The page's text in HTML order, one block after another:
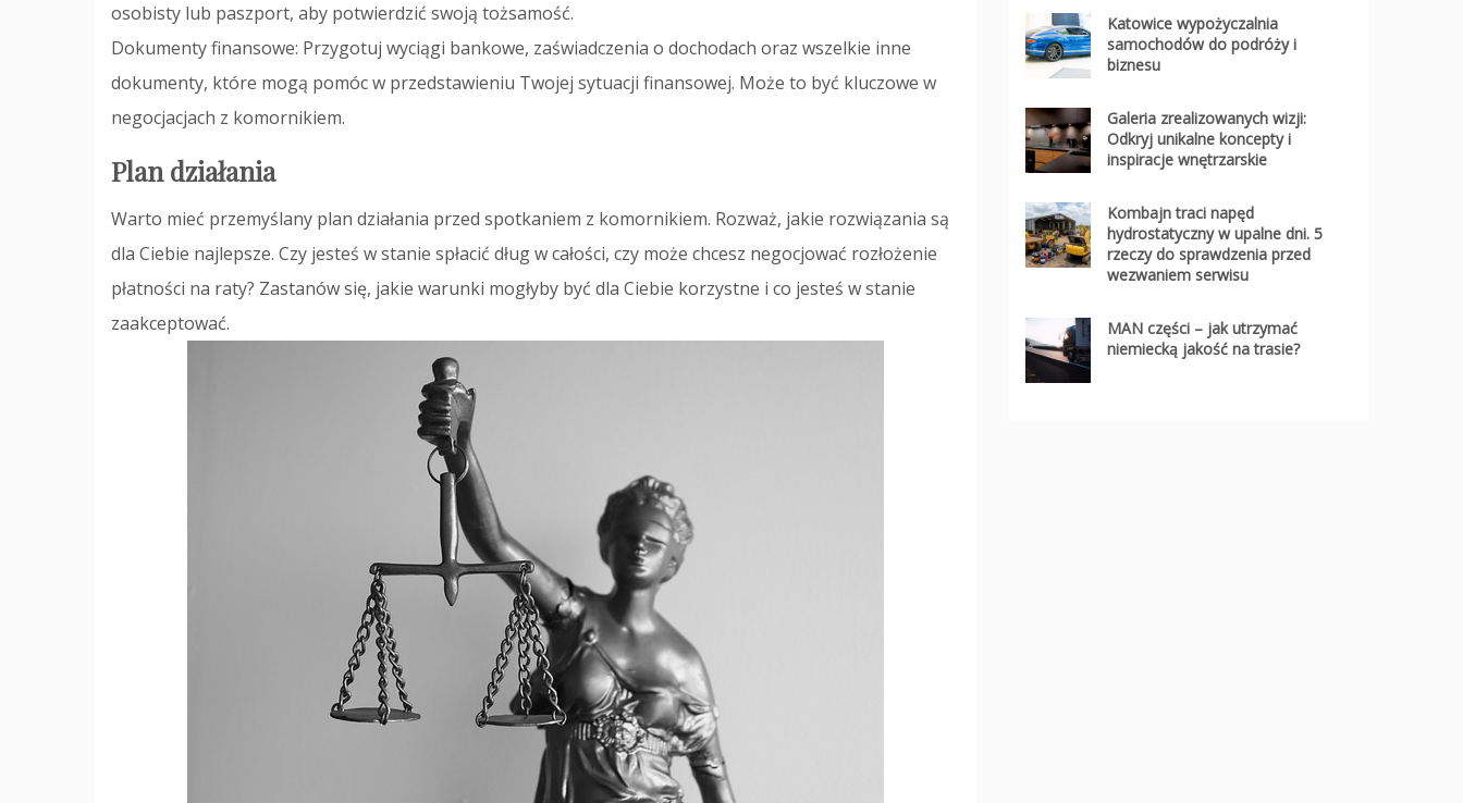
osobisty lub paszport, aby potwierdzić swoją tożsamość.
Dokumenty finansowe: Przygotuj wyciągi bankowe, zaświadczenia o dochodach oraz wszelkie inne
dokumenty, które mogą pomóc w przedstawieniu Twojej sytuacji finansowej. Może to być kluczowe w
negocjacjach z komornikiem.
Plan działania
Warto mieć przemyślany plan działania przed spotkaniem z komornikiem. Rozważ, jakie rozwiązania są
dla Ciebie najlepsze. Czy jesteś w stanie spłacić dług w całości, czy może chcesz negocjować rozłożenie
płatności na raty? Zastanów się, jakie warunki mogłyby być dla Ciebie korzystne i co jesteś w stanie
zaakceptować.
Katowice wypożyczalnia
samochodów do podróży i
biznesu
Galeria zrealizowanych wizji:
Odkryj unikalne koncepty i
inspiracje wnętrzarskie
Kombajn traci napęd
hydrostatyczny w upalne dni. 5
rzeczy do sprawdzenia przed
wezwaniem serwisu
MAN części – jak utrzymać
niemiecką jakość na trasie?